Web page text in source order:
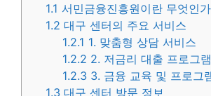
1.1 서민금융진흥원이란 무엇인
1.2 대구 센터의 주요 서비스
1.2.1 1. 맞춤형 상담 서비스
1.2.2 2. 저금리 대출 프로그램
1.2.3 3. 금융 교육 및 프로그
1.3 대구 센터 방문 정보